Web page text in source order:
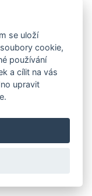
248345
se uloží
cookie,
používání
a cílit na vás
upravit